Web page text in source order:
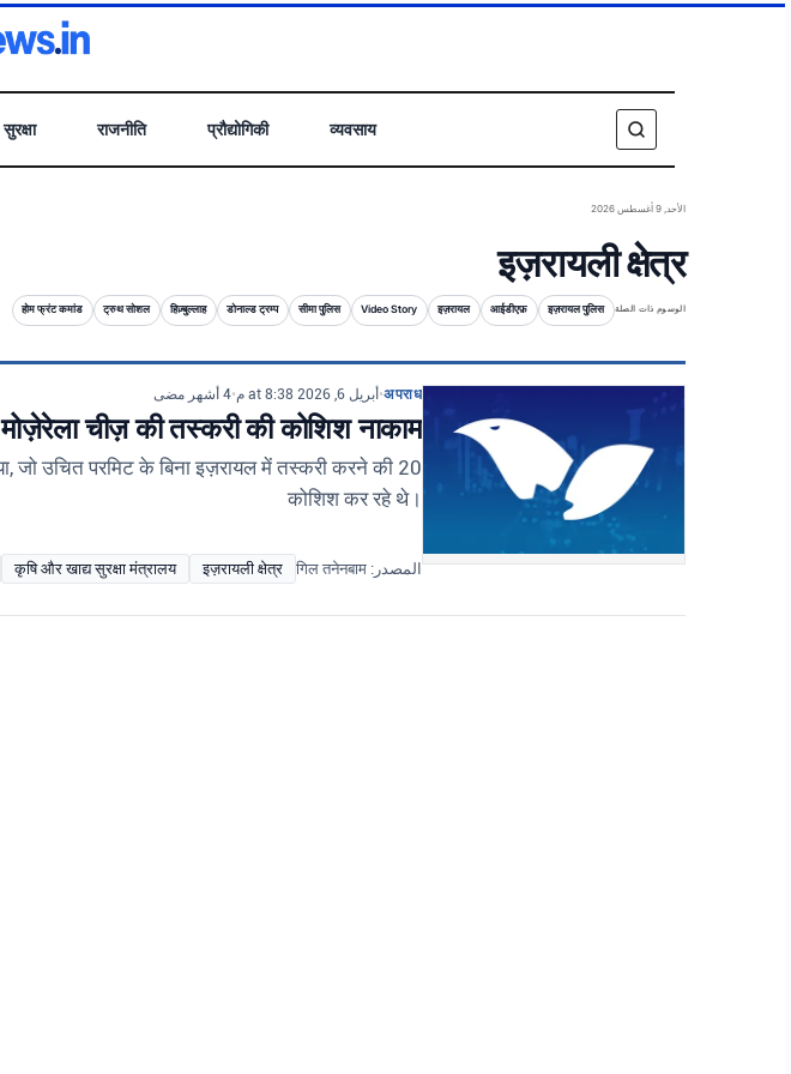
व्यवसाय
प्रौद्योगिकी
राजनीति
सुरक्षा
الأحد, 9 أغسطس 2026
इज़रायली क्षेत्र
الوسوم ذات الصلة इज़रायल पुलिस
आईडीएफ़
इज़रायल
Video Story
सीमा पुलिस
डोनाल्ड ट्रम्प
हिज़्बुल्लाह
ट्रुथ सोशल
होम फ्रंट कमांड
अपराध
•أبريل 6, 2026 at 8:38 م •4 أشهر مضى
चीज़ की तस्करी की कोशिश नाकाम
जो उचित परमिट के बिना इज़रायल में तस्करी करने की
कोशिश कर रहे थे।
المصدر: गिल तनेनबाम इज़रायली क्षेत्र
कृषि और खाद्य सुरक्षा मंत्रालय